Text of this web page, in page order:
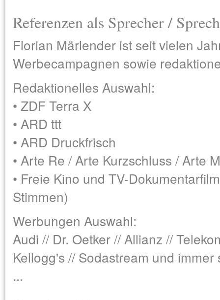
Referenzen als Sprecher /
Florian Märlender ist seit vielen
Werbecampagnen sowie
Redaktionelles Auswahl:
• ZDF Terra X
• ARD ttt
• ARD Druckfrisch
• Arte Re / Arte Kurzschluss / Arte
• Freie Kino und TV-
Stimmen)
Werbungen Auswahl:
Audi // Dr. Oetker // Allianz //
Kellogg's // Sodastream und
...